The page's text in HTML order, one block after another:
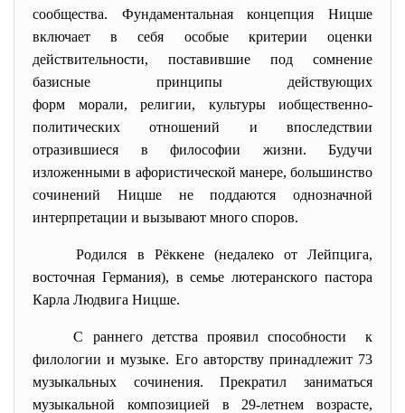
сообщества. Фундаментальная концепция Ницше
включает в себя особые критерии оценки
действительности, поставившие под сомнение
базисные принципы действующих
форм морали, религии, культуры иобщественно-
политическихотношений и впоследствии
отразившиеся в философии жизни. Будучи
изложенными в афористической манере, большинство
сочинений Ницше не поддаются однозначной
интерпретации и вызывают много споров.
Родился в Рёккене (недалеко отЛейпцига,
восточная Германия), в семьелютеранскогопастора
Карла Людвига Ницше.
С раннего детства проявилспособности к
филологии и музыке. Его авторству принадлежит 73
музыкальных сочинения. Прекратил заниматься
музыкальной композицией в 29-летнем возрасте,